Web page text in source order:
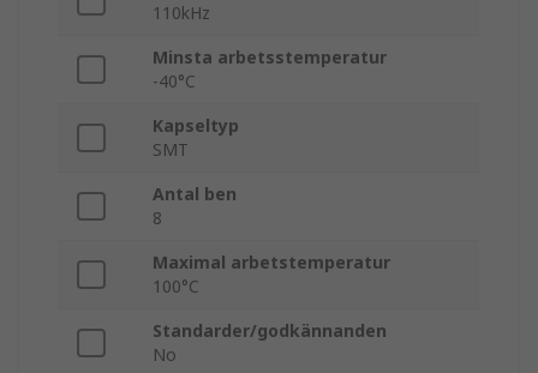
110kHz
Minsta arbetsstemperatur
-40°C
Kapseltyp
SMT
Antal ben
8
Maximal arbetstemperatur
100°C
Standarder/godkännanden
No